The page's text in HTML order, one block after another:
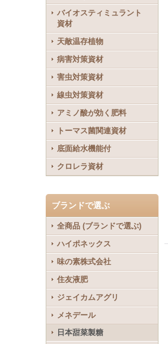
バイオスティミュラント
資材
天敵温存植物
病害対策資材
害虫対策資材
線虫対策資材
アミノ酸が効く肥料
トーマス菌関連資材
底面給水機能付
クロレラ資材
ブランドで選ぶ
全商品 (ブランドで選ぶ)
ハイポネックス
味の素株式会社
住友液肥
ジェイカムアグリ
メネデール
日本甜菜製糖